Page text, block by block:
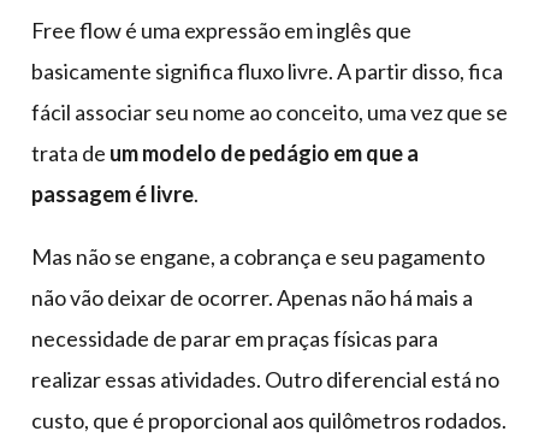
Free flow é uma expressão em inglês que
basicamente significa fluxo livre. A partir disso, fica
fácil associar seu nome ao conceito, uma vez que se
trata de um modelo de pedágio em que a
passagem é livre.
Mas não se engane, a cobrança e seu pagamento
não vão deixar de ocorrer. Apenas não há mais a
necessidade de parar em praças físicas para
realizar essas atividades. Outro diferencial está no
custo, que é proporcional aos quilômetros rodados.